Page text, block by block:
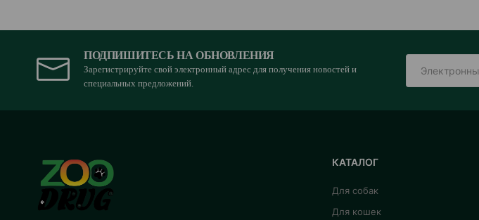
ПОДПИШИТЕСЬ НА ОБНОВЛЕНИЯ
Зарегистрируйте свой электронный адрес для получения новостей и
специальных предложений.
КАТАЛОГ
Для собак
Для кошек